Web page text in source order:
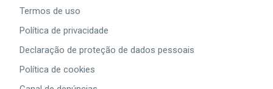
Termos de uso
Política de privacidade
Declaração de proteção de dados pessoais
Política de cookies